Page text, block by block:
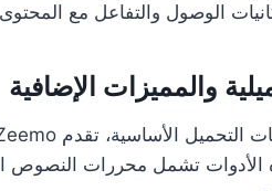
الوصول والتفاعل مع
والمميزات الإضافية
الأدوات تشمل محررات النصوص